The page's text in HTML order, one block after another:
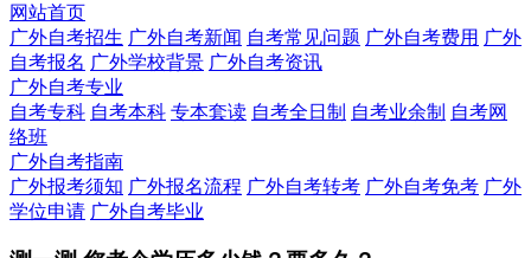
网站首页
广外自考招生 广外自考新闻 自考常见问题 广外自考费用 广外
自考报名 广外学校背景 广外自考资讯
广外自考专业
自考专科 自考本科 专本套读 自考全日制 自考业余制 自考网
络班
广外自考指南
广外报考须知 广外报名流程 广外自考转考 广外自考免考 广外
学位申请 广外自考毕业